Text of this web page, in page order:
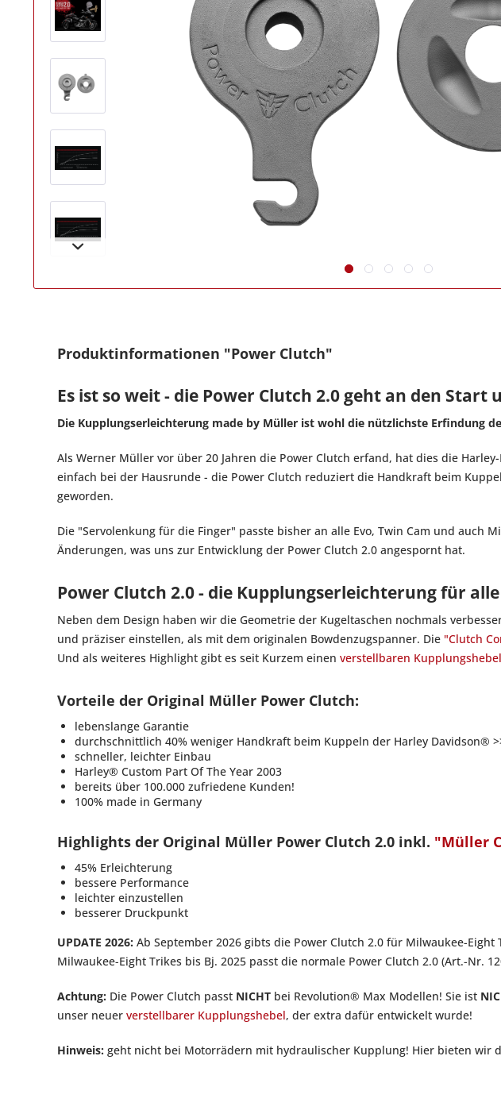
120-10 - passend für alle HD ab Bj. 1987 (außer Sportster & Buell)
Produktinformationen "Power Clutch"
Es ist so weit - die Power Clutch 2.0 geht an den
Die Kupplungserleichterung made by Müller ist wohl die nützlichste Erfindung
Als Werner Müller vor über 20 Jahren die Power Clutch erfand, hat dies die
einfach bei der Hausrunde - die Power Clutch reduziert die Handkraft beim
geworden.
Die "Servolenkung für die Finger" passte bisher an alle Evo, Twin Cam und
Änderungen, was uns zur Entwicklung der Power Clutch 2.0 angespornt hat.
Power Clutch 2.0 - die Kupplungserleichterung für
Neben dem Design haben wir die Geometrie der Kugeltaschen nochmals
und präziser einstellen, als mit dem originalen Bowdenzugspanner. Die "Clutch
Und als weiteres Highlight gibt es seit Kurzem einen verstellbaren Kupplungshebel
Vorteile der Original Müller Power Clutch:
lebenslange Garantie
durchschnittlich 40% weniger Handkraft beim Kuppeln der Harley Davidson®
schneller, leichter Einbau
Harley® Custom Part Of The Year 2003
bereits über 100.000 zufriedene Kunden!
100% made in Germany
Highlights der Original Müller Power Clutch 2.0 inkl. "Müller
45% Erleichterung
bessere Performance
leichter einzustellen
besserer Druckpunkt
UPDATE 2026: Ab September 2026 gibts die Power Clutch 2.0 für Milwaukee-
Milwaukee-Eight Trikes bis Bj. 2025 passt die normale Power Clutch 2.0 (Art.-Nr.
Achtung: Die Power Clutch passt NICHT bei Revolution® Max Modellen! Sie ist
unser neuer verstellbarer Kupplungshebel, der extra dafür entwickelt wurde!
Hinweis: geht nicht bei Motorrädern mit hydraulischer Kupplung! Hier bieten wir